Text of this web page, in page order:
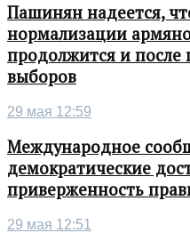
Пашинян надеется,
нормализации
продолжится и
выборов
29 мая 12:59
Международное
демократические
приверженность
29 мая 12:51